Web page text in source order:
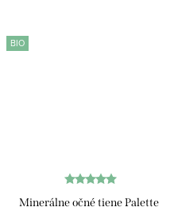
BIO
Minerálne očné tiene Palette